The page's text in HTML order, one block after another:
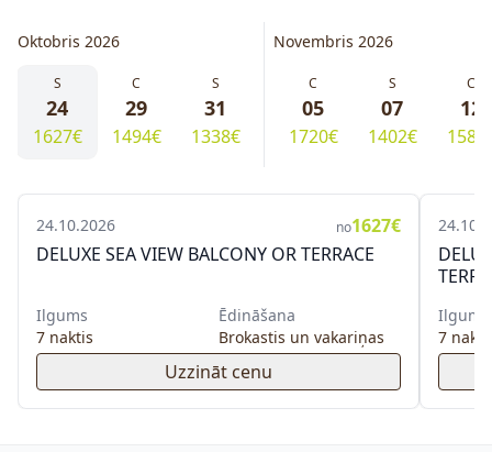
Oktobris 2026
S
24
1627€
C
29
1494€
S
31
1338€
Novembris 2026
C
05
1720€
S
07
1402€
C
12
24.10.2026 no1627€
DELUXE SEA VIEW BALCONY OR TERRACE
Ilgums
7 naktis
Ēdināšana
Brokastis un vakariņas
Uzzināt cenu
Ilgums
7